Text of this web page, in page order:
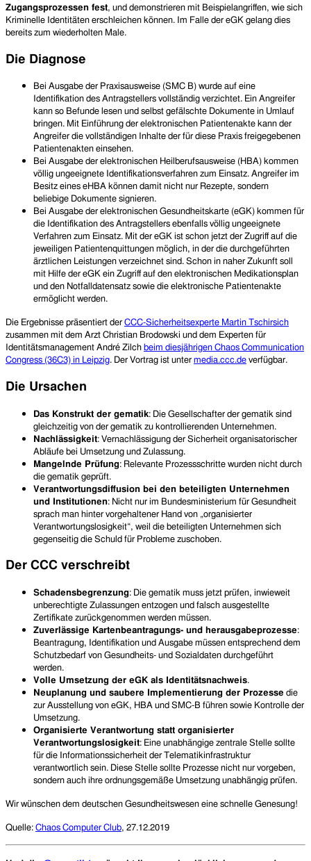
Zugangsprozessen fest, und demonstrieren mit Beispielangriffen, wie sich
Kriminelle Identitäten erschleichen können. Im Falle der eGK gelang dies
bereits zum wiederholten Male.
Die Diagnose
Bei Ausgabe der Praxisausweise (SMC B) wurde auf eine
Identifikation des Antragstellers vollständig verzichtet. Ein Angreifer
kann so Befunde lesen und selbst gefälschte Dokumente in Umlauf
bringen. Mit Einführung der elektronischen Patientenakte kann der
Angreifer die vollständigen Inhalte der für diese Praxis freigegebenen
Patientenakten einsehen.
Bei Ausgabe der elektronischen Heilberufsausweise (HBA) kommen
völlig ungeeignete Identifikationsverfahren zum Einsatz. Angreifer im
Besitz eines eHBA können damit nicht nur Rezepte, sondern
beliebige Dokumente signieren.
Bei Ausgabe der elektronischen Gesundheitskarte (eGK) kommen für
die Identifikation des Antragstellers ebenfalls völlig ungeeignete
Verfahren zum Einsatz. Mit der eGK ist schon jetzt der Zugriff auf die
jeweiligen Patientenquittungen möglich, in der die durchgeführten
ärztlichen Leistungen verzeichnet sind. Schon in naher Zukunft soll
mit Hilfe der eGK ein Zugriff auf den elektronischen Medikationsplan
und den Notfalldatensatz sowie die elektronische Patientenakte
ermöglicht werden.
Die Ergebnisse präsentiert der CCC-Sicherheitsexperte Martin Tschirsich
zusammen mit dem Arzt Christian Brodowski und dem Experten für
Identitätsmanagement André Zilch beim diesjährigen Chaos Communication
Congress (36C3) in Leipzig. Der Vortrag ist unter media.ccc.de verfügbar.
Die Ursachen
Das Konstrukt der gematik: Die Gesellschafter der gematik sind
gleichzeitig von der gematik zu kontrollierenden Unternehmen.
Nachlässigkeit: Vernachlässigung der Sicherheit organisatorischer
Abläufe bei Umsetzung und Zulassung.
Mangelnde Prüfung: Relevante Prozessschritte wurden nicht durch
die gematik geprüft.
Verantwortungsdiffusion bei den beteiligten Unternehmen
und Institutionen: Nicht nur im Bundesministerium für Gesundheit
sprach man hinter vorgehaltener Hand von „organisierter
Verantwortungslosigkeit“, weil die beteiligten Unternehmen sich
gegenseitig die Schuld für Probleme zuschoben.
Der CCC verschreibt
Schadensbegrenzung: Die gematik muss jetzt prüfen, inwieweit
unberechtigte Zulassungen entzogen und falsch ausgestellte
Zertifikate zurückgenommen werden müssen.
Zuverlässige Kartenbeantragungs- und herausgabeprozesse:
Beantragung, Identifikation und Ausgabe müssen entsprechend dem
Schutzbedarf von Gesundheits- und Sozialdaten durchgeführt
werden.
Volle Umsetzung der eGK als Identitätsnachweis.
Neuplanung und saubere Implementierung der Prozesse die
zur Ausstellung von eGK, HBA und SMC-B führen sowie Kontrolle der
Umsetzung.
Organisierte Verantwortung statt organisierter
Verantwortungslosigkeit: Eine unabhängige zentrale Stelle sollte
für die Informationssicherheit der Telematikinfrastruktur
verantwortlich sein. Diese Stelle sollte Prozesse nicht nur vorgeben,
sondern auch ihre ordnungsgemäße Umsetzung unabhängig prüfen.
Wir wünschen dem deutschen Gesundheitswesen eine schnelle Genesung!
Quelle: Chaos Computer Club, 27.12.2019